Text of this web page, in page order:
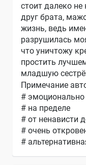
стоит далеко
друг брата,
жизнь, ведь
разрушилась
что уничтожу
простить
младшую
Примечание
# эмоционально
# на пределе
# от ненависти
# очень
#